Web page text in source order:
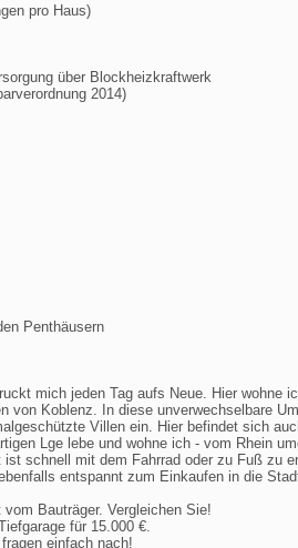
pro Haus)
über Blockheizkraftwerk
2014)
Penthäusern
mich jeden Tag aufs Neue. Hier wohne
von Koblenz. In diese unverwechselbare
Villen ein. Hier befindet sich
Lge lebe und wohne ich - vom Rhein
schnell mit dem Fahrrad oder zu Fuß zu
entspannt zum Einkaufen in die
Bauträger. Vergleichen Sie!
für 15.000 €.
einfach nach!